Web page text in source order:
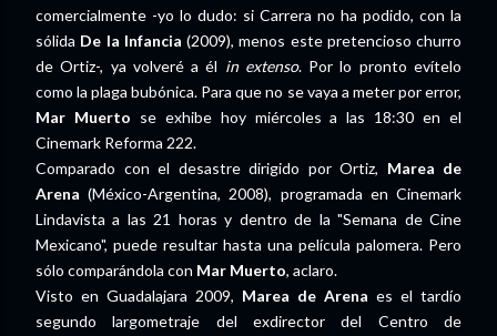
comercialmente -yo lo dudo: si Carrera no ha podido, con la
sólida De la Infancia (2009), menos este pretencioso churro
de Ortiz-, ya volveré a él in extenso. Por lo pronto evítelo
como la plaga bubónica. Para que no se vaya a meter por error,
Mar Muerto se exhibe hoy miércoles a las 18:30 en el
Cinemark Reforma 222.
Comparado con el desastre dirigido por Ortiz, Marea de
Arena(México-Argentina, 2008), programada en Cinemark
Lindavista a las 21 horas y dentro de la "Semana de Cine
Mexicano", puede resultar hasta una película palomera. Pero
sólo comparándola con Mar Muerto, aclaro.
Visto en Guadalajara 2009, Marea de Arena es el tardío
segundo largometraje del exdirector del Centro de